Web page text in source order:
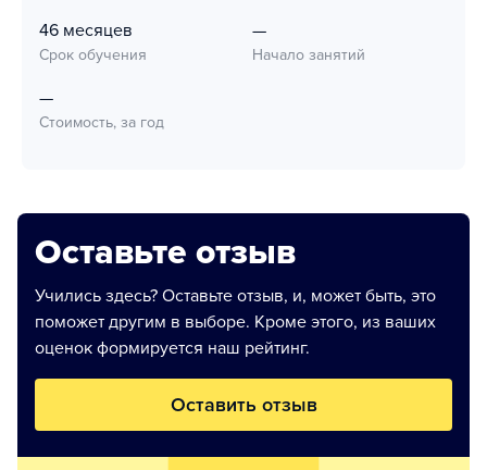
46 месяцев
Срок обучения
—
Начало занятий
—
Стоимость, за год
Оставьте отзыв
Учились здесь? Оставьте отзыв, и, может быть, это
поможет другим в выборе. Кроме этого, из ваших
оценок формируется наш рейтинг.
Оставить отзыв